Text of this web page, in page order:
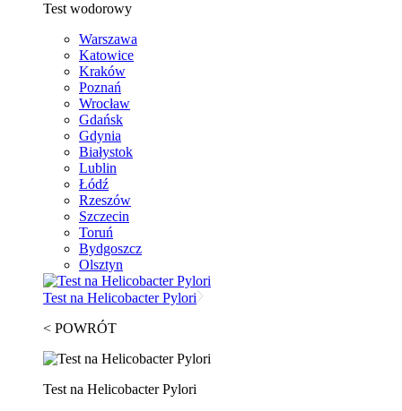
Test wodorowy
Warszawa
Katowice
Kraków
Poznań
Wrocław
Gdańsk
Gdynia
Białystok
Lublin
Łódź
Rzeszów
Szczecin
Toruń
Bydgoszcz
Olsztyn
Test na Helicobacter Pylori
< POWRÓT
Test na Helicobacter Pylori